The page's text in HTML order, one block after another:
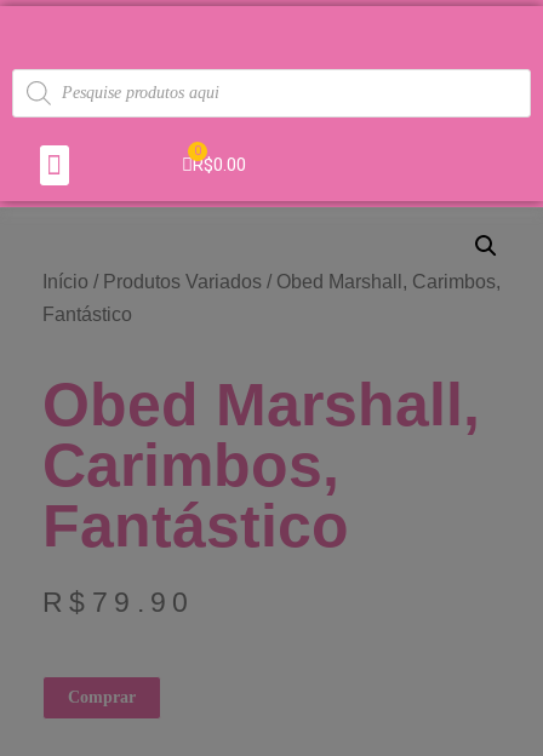
R$0.00
0
Início / Produtos Variados / Obed Marshall, Carimbos,
Fantástico
Obed Marshall,
Carimbos,
Fantástico
R$ 79.90
Comprar